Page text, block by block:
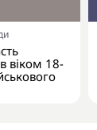
віком 18-